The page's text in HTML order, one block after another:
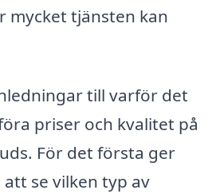
mycket tjänsten kan
till varför det
priser och kvalitet på
För det första ger
se vilken typ av